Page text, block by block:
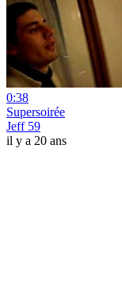
0:38
Supersoirée
Jeff 59
il y a 20 ans